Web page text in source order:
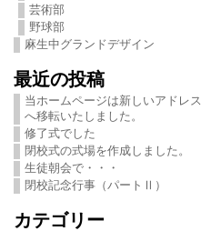
芸術部
野球部
麻生中グランドデザイン
最近の投稿
当ホームページは新しいアドレス
へ移転いたしました。
修了式でした
閉校式の式場を作成しました。
生徒朝会で・・・
閉校記念行事（パートⅡ）
カテゴリー